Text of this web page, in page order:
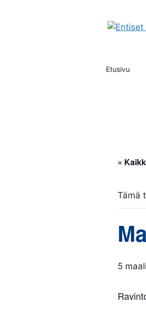
Etusivu
«
Tämä
5